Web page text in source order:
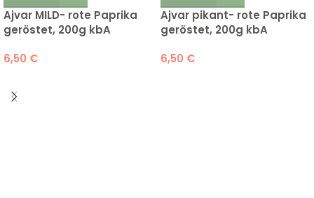
Ajvar MILD- rote Paprika
geröstet, 200g kbA
6,50 €
Ajvar pikant- rote Paprika
geröstet, 200g kbA
6,50 €